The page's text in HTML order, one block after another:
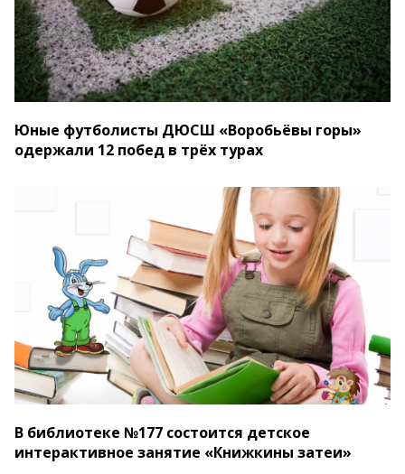
Юные футболисты ДЮСШ «Воробьёвы горы»
одержали 12 побед в трёх турах
В библиотеке №177 состоится детское
интерактивное занятие «Книжкины затеи»